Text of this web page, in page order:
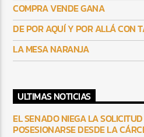
COMPRA VENDE GANA
DE POR AQUÍ Y POR ALLÁ CON
LA MESA NARANJA
ULTIMAS NOTICIAS
EL SENADO NIEGA LA
POSESIONARSE DESDE LA